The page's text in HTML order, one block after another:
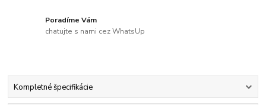
Poradíme Vám
chatujte s nami cez WhatsUp
Kompletné špecifikácie